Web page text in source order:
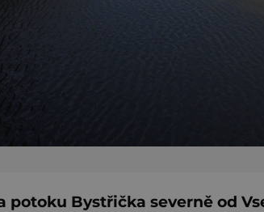
potoku Bystřička severně od